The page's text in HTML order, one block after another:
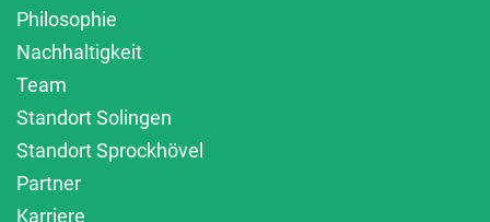
Philosophie
Nachhaltigkeit
Team
Standort Solingen
Standort Sprockhövel
Partner
Karriere